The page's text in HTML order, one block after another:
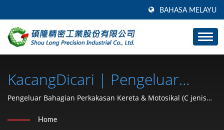
BAHASA MELAYU
KacangDicari | Pengeluar
Bahagian Kenderaan &
Motosikal (cincin Penahan
Pengeluar Bahagian Perkakasan Kereta & Motosikal (C jenis
1991 | SHOU LONG
Home